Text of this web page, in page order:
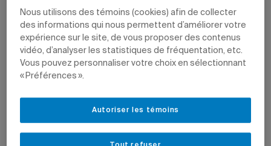
14 mai 2026
Récipiendaires de l’Ordre de
Staco obtiennent la plus haute
21 avril 2026
Une subvention en informatique
Nous utilisons des témoins (cookies) afin de collecter
des informations qui nous permettent d’améliorer votre
expérience sur le site, de vous proposer des contenus
vidéo, d’analyser les statistiques de fréquentation, etc.
Vous pouvez personnaliser votre choix en sélectionnant
« Préférences ».
Autoriser les témoins